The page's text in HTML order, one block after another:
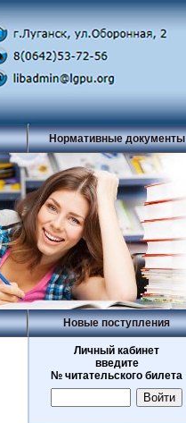
Нормативные документы
Новые поступления
Личный кабинет
введите
№ читательского билета